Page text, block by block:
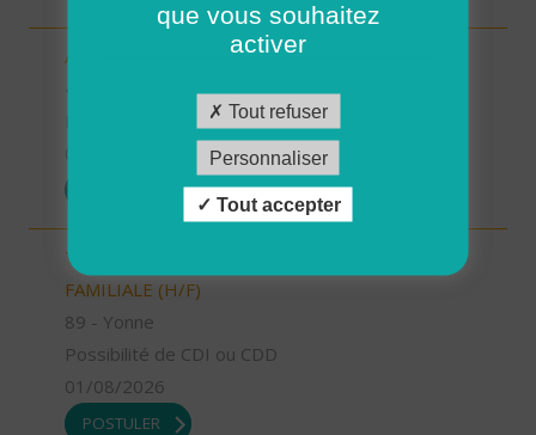
AUXILIAIRE DE VIE SOCIALE (H/F)
Possibilité de CDI ou CDD
TECHNICIEN D’INTERVENTION SOCIALE ET
FAMILIALE (H/F)
89 - Yonne
Possibilité de CDI ou CDD
01/08/2026
POSTULER
que vous souhaitez
activer
Tout refuser
Personnaliser
Tout accepter